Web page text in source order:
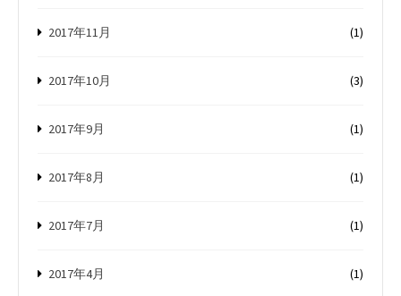
2017年11月 (1)
2017年10月 (3)
2017年9月 (1)
2017年8月 (1)
2017年7月 (1)
2017年4月 (1)